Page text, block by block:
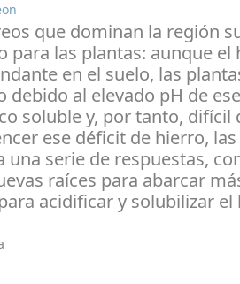
que dominan la región
para las plantas: aunque el
en el suelo, las
debido al elevado pH de
soluble y, por tanto, difícil
ese déficit de hierro,
una serie de respuestas,
raíces para abarcar
acidificar y solubilizar el